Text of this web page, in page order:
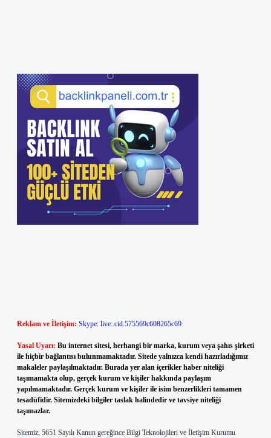
Reklam ve İletişim: Skype: live:.cid.575569c608265c69
Yasal Uyarı: Bu internet sitesi, herhangi bir marka, kurum veya şahıs şirketi
ile hiçbir bağlantısı bulunmamaktadır. Sitede yalnızca kendi hazırladığımız
makaleler paylaşılmaktadır. Burada yer alan içerikler haber niteliği
taşımamakta olup, gerçek kurum ve kişiler hakkında paylaşım
yapılmamaktadır. Gerçek kurum ve kişiler ile isim benzerlikleri tamamen
tesadüfidir. Sitemizdeki bilgiler taslak halindedir ve tavsiye niteliği
taşımazlar.
Sitemiz, 5651 Sayılı Kanun gereğince Bilgi Teknolojileri ve İletişim Kurumu